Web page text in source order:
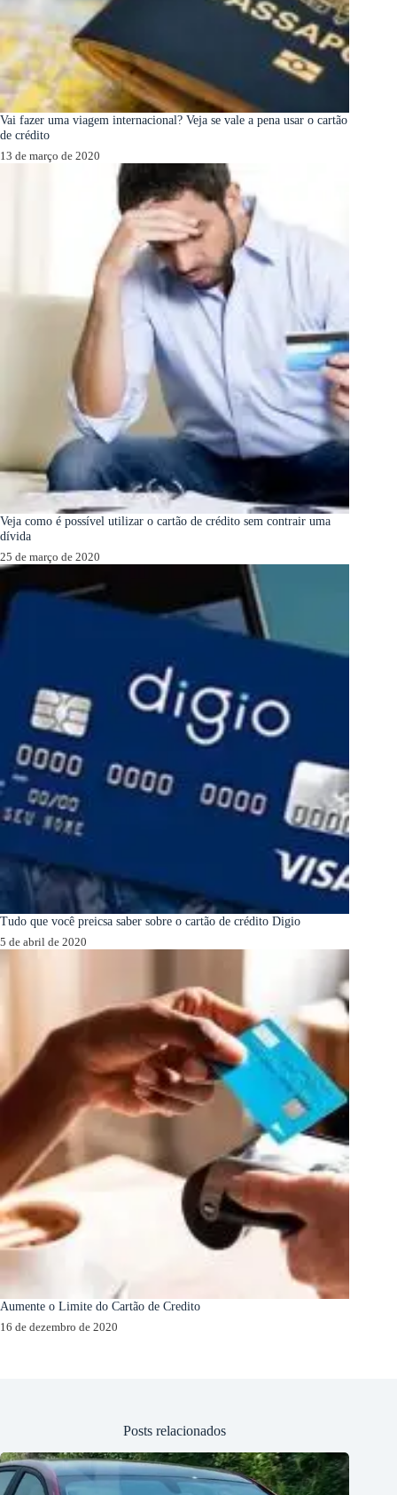
Vai fazer uma viagem internacional? Veja se vale a pena usar o cartão
de crédito
13 de março de 2020
Veja como é possível utilizar o cartão de crédito sem contrair uma
dívida
25 de março de 2020
Tudo que você preicsa saber sobre o cartão de crédito Digio
5 de abril de 2020
Aumente o Limite do Cartão de Credito
16 de dezembro de 2020
Posts relacionados